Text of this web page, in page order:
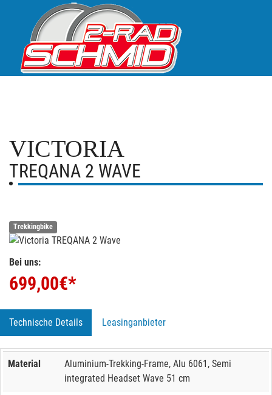
VICTORIA
TREQANA 2 WAVE
Trekkingbike
Bei uns:
699,00€*
Technische Details Leasinganbieter
Material
Aluminium-Trekking-Frame, Alu 6061, Semi
integrated Headset Wave 51 cm